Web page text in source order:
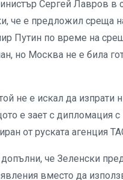
Сергей Лавров в
че е предложил среща
Путин по време на
но Москва не е била
не е искал да изпрати
е зает с дипломация с
от руската агенция
че Зеленски
вместо да